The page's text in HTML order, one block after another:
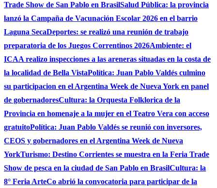
Trade Show de San Pablo en BrasilSalud Pública: la provincia
lanzó la Campaña de Vacunación Escolar 2026 en el barrio
Laguna SecaDeportes: se realizó una reunión de trabajo
preparatoria de los Juegos Correntinos 2026Ambiente: el
ICAA realizo inspecciones a las areneras situadas en la costa de
la localidad de Bella VistaPolítica: Juan Pablo Valdés culmino
su participacion en el Argentina Week de Nueva York en panel
de gobernadoresCultura: la Orquesta Folklorica de la
Provincia en homenaje a la mujer en el Teatro Vera con acceso
gratuitoPolítica: Juan Pablo Valdés se reunió con inversores,
CEOS y gobernadores en el Argentina Week de Nueva
YorkTurismo: Destino Corrientes se muestra en la Feria Trade
Show de pesca en la ciudad de San Pablo en BrasilCultura: la
8° Feria ArteCo abrió la convocatoria para participar de la